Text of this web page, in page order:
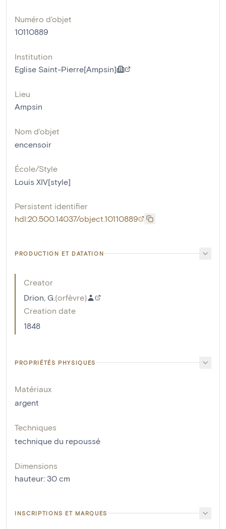
Numéro d'objet
10110889
Institution
Eglise Saint-Pierre[Ampsin]
Lieu
Ampsin
Nom d'objet
encensoir
École/Style
Louis XIV[style]
Persistent identifier
hdl:20.500.14037/object.10110889
PRODUCTION ET DATATION
Creator
Drion, G. (orfèvre)
Creation date
1848
PROPRIÉTÉS PHYSIQUES
Matériaux
argent
Techniques
technique du repoussé
Dimensions
hauteur: 30 cm
INSCRIPTIONS ET MARQUES